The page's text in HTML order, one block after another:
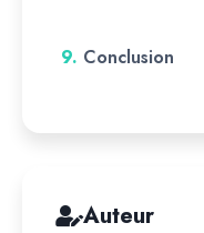
9. Conclusion
Auteur